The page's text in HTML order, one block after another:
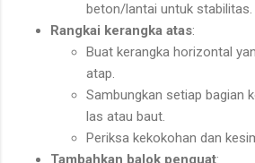
beton/lantai untuk stabilitas.
Rangkai kerangka atas:
Buat kerangka horizontal
atap.
Sambungkan setiap bagian
las atau baut.
Periksa kekokohan dan
Tambahkan balok penguat: